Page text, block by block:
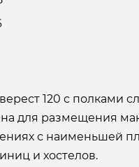
120 с полками
для размещения
с наименьшей
и хостелов.